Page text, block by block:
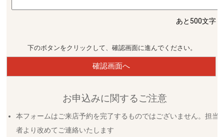
あと500文字
下のボタンをクリックして、確認画面に進んでください。
確認画面へ
お申込みに関するご注意
本フォームはご来店予約を完了するものではございません。担当
者より改めてご連絡いたします